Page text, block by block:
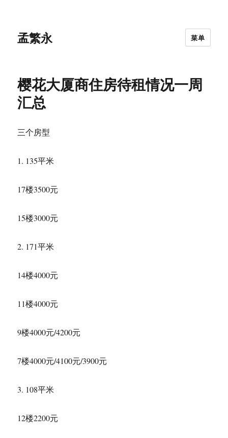
孟繁永 菜单
樱花大厦商住房待租情况一周
汇总
三个房型
1. 135平米
17楼3500元
15楼3000元
2. 171平米
14楼4000元
11楼4000元
9楼4000元/4200元
7楼4000元/4100元/3900元
3. 108平米
12楼2200元